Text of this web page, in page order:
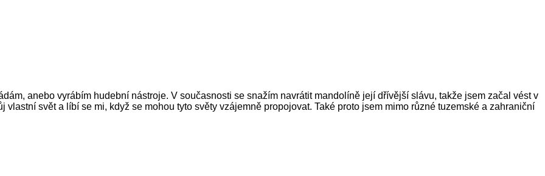
anebo vyrábím hudební nástroje. V současnosti se snažím navrátit mandolíně její dřívější slávu, takže jsem začal vést v
svět a líbí se mi, když se mohou tyto světy vzájemně propojovat. Také proto jsem mimo různé tuzemské a zahraniční